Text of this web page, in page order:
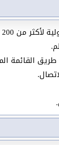
من 200 دولة.
القائمة